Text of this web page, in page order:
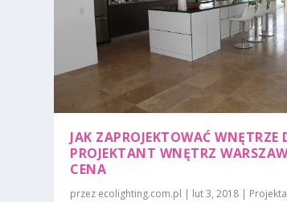
JAK ZAPROJEKTOWAĆ WNĘTRZE
PROJEKTANT WNĘTRZ
CENA
przez ecolighting.com.pl lut 3, 2018